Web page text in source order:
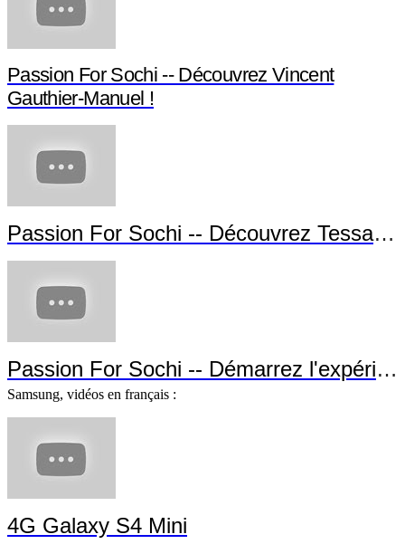
Passion For Sochi -- Découvrez Vincent
Gauthier-Manuel !
Passion For Sochi -- Découvrez Tessa
Passion For Sochi -- Démarrez
Samsung, vidéos en français :
4G Galaxy S4 Mini